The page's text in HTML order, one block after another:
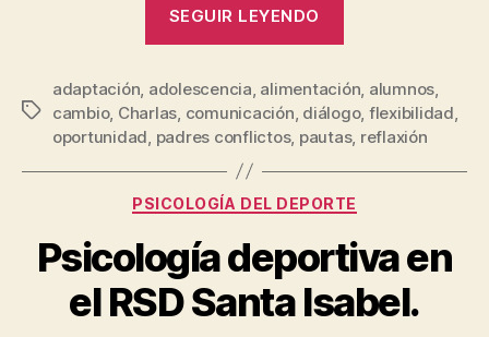
SEGUIR LEYENDO
adaptación, adolescencia, alimentación, alumnos,
cambio, Charlas, comunicación, diálogo, flexibilidad,
oportunidad, padres conflictos, pautas, reflaxión
PSICOLOGÍA DEL DEPORTE
Psicología deportiva en
el RSD Santa Isabel.